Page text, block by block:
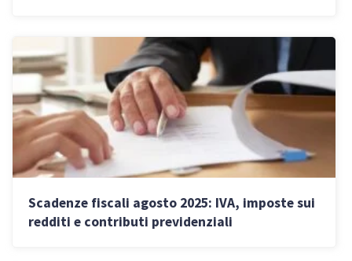
Scadenze fiscali agosto 2025: IVA, imposte sui
redditi e contributi previdenziali